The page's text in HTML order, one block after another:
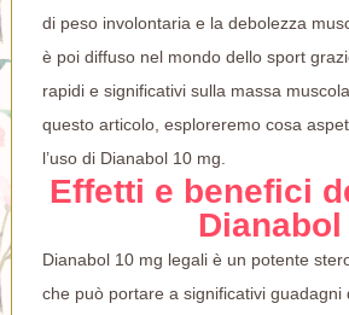
di peso involontaria e la debolezza
è poi diffuso nel mondo dello sport
rapidi e significativi sulla massa
questo articolo, esploreremo cosa
l’uso di Dianabol 10 mg.
Effetti e benefici
Dianabol
Dianabol 10 mg legaliè un potente
che può portare a significativi guadagni